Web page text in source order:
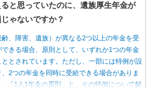
と思っていたのに、遺族厚生年金が
ゃないですか？
齢、障害、遺族）が異なる2つ以上の年金を受
できる場合、原則として、いずれか1つの年金
ととされています。ただし、一部には特例が設
2つの年金を同時に受給できる場合がありま
「1人1年金の原則」と、その特例について解